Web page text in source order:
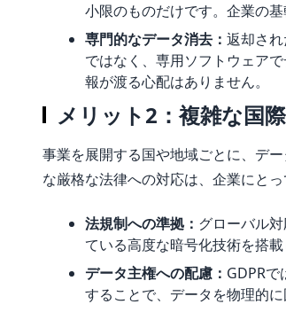
小限のものだけです。企業の
専門的なデータ消去： 返却さ
ではなく、専用ソフトウェア
報が渡る心配はありません。
メリット2：複雑な国
事業を展開する国や地域ごとに、デ
な厳格な法律への対応は、企業にとっ
法規制への準拠： グローバル
ている高度な暗号化技術を搭
データ主権への配慮： GDPR
することで、データを物理的